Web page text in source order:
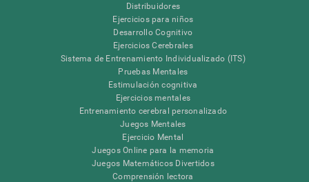
Distribuidores
Ejercicios para niños
Desarrollo Cognitivo
Ejercicios Cerebrales
Sistema de Entrenamiento Individualizado (ITS)
Pruebas Mentales
Estimulación cognitiva
Ejercicios mentales
Entrenamiento cerebral personalizado
Juegos Mentales
Ejercicio Mental
Juegos Online para la memoria
Juegos Matemáticos Divertidos
Comprensión lectora